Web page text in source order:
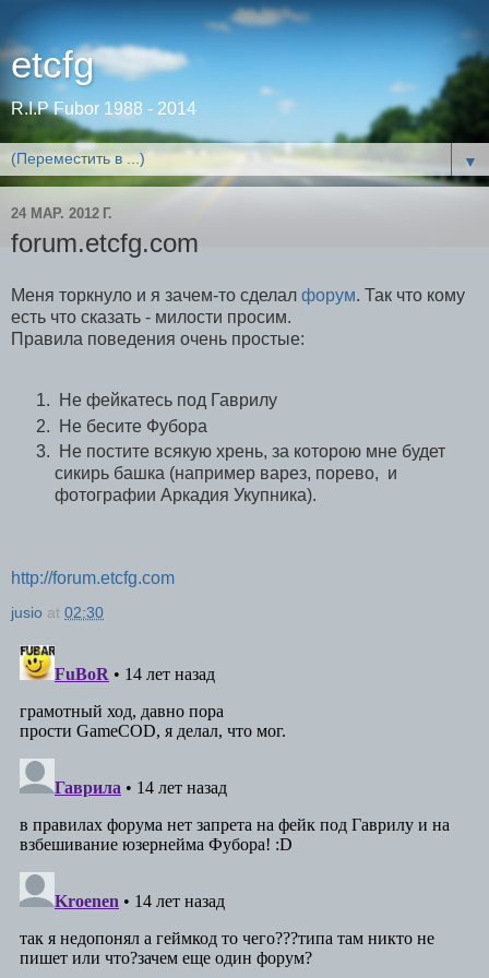
etcfg
R.I.P Fubor 1988 - 2014
▼
24 МАР. 2012 Г.
forum.etcfg.com
Меня торкнуло и я зачем-то сделал форум. Так что кому
есть что сказать - милости просим.
Правила поведения очень простые:
Не фейкатесь под Гаврилу
Не бесите Фубора
Не постите всякую хрень, за которою мне будет
сикирь башка (например варез, порево, и
фотографии Аркадия Укупника).
http://forum.etcfg.com
jusio at 02:30